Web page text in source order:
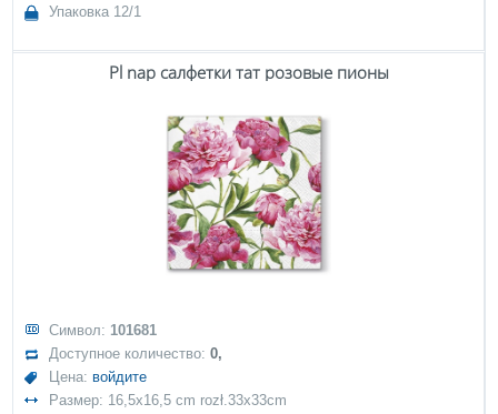
Упаковка 12/1
Pl nap салфетки тат розовые пионы
Символ: 101681
Доступное количество:0,
Цена: войдите
Размер: 16,5x16,5 cm rozł.33x33cm